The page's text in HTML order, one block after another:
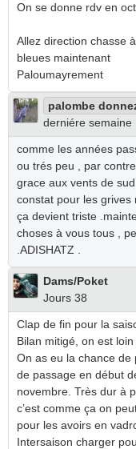
On se donne rdv en
Allez direction chasse
bleues maintenant
Paloumayrement
palombe
derniére semaine
comme les années
ou trés peu , par
grace aux vents de
constat pour les grives
ça devient triste
choses à vous tous ,
.ADISHATZ .
Dams/Poket
Jours 38
Clap de fin pour la
Bilan mitigé, on est loin
On as eu la chance de
de passage en début
novembre. Très dur à
c’est comme ça on
pour les avoirs en
Intersaison charger